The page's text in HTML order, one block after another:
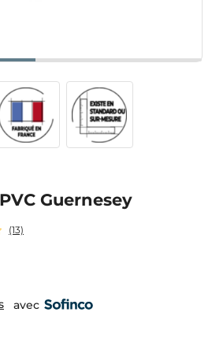
Guernesey
(13)
avec